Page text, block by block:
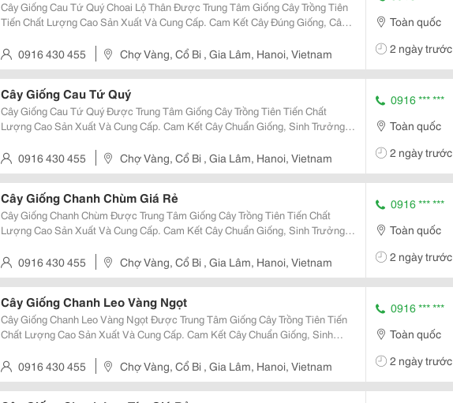
Cây Giống Cau Tứ Quý Choai Lộ Thân Được Trung Tâm Giống Cây Trồng Tiên
Tiến Chất Lượng Cao Sản Xuất Và Cung Cấp. Cam Kết Cây Đúng Giống, Cây
Triển Kinh Tế. Sđt/Zalo:...
0916 430 455 Chợ Vàng, Cổ Bi , Gia Lâm, Hanoi, Vietnam
Toàn quốc
2 ngày trước
Cây Giống Cau Tứ Quý
Cây Giống Cau Tứ Quý Được Trung Tâm Giống Cây Trồng Tiên Tiến Chất
Lượng Cao Sản Xuất Và Cung Cấp. Cam Kết Cây Chuẩn Giống, Sinh Trưởng
Cau Tứ Quý Là Giống Cau Được...
0916 430 455 Chợ Vàng, Cổ Bi , Gia Lâm, Hanoi, Vietnam
0916 *** ***
Toàn quốc
2 ngày trước
Cây Giống Chanh Chùm Giá Rẻ
Cây Giống Chanh Chùm Được Trung Tâm Giống Cây Trồng Tiên Tiến Chất
Lượng Cao Sản Xuất Và Cung Cấp. Cam Kết Cây Chuẩn Giống, Sinh Trưởng
Chanh Chùm Là Giống Cây Ăn Quả...
0916 430 455 Chợ Vàng, Cổ Bi , Gia Lâm, Hanoi, Vietnam
0916 *** ***
Toàn quốc
2 ngày trước
Cây Giống Chanh Leo Vàng Ngọt
Cây Giống Chanh Leo Vàng Ngọt Được Trung Tâm Giống Cây Trồng Tiên Tiến
Chất Lượng Cao Sản Xuất Và Cung Cấp. Cam Kết Cây Chuẩn Giống, Sinh
Và Trái Chanh Leo Vàng Ngọt Là...
0916 430 455 Chợ Vàng, Cổ Bi , Gia Lâm, Hanoi, Vietnam
0916 *** ***
Toàn quốc
2 ngày trước